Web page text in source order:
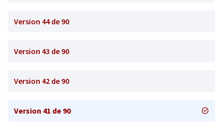
Version 44 de 90
Version 43 de 90
Version 42 de 90
Version 41 de 90